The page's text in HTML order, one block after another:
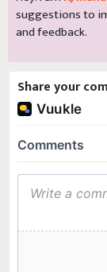
suggestions to
and feedback.
Share your